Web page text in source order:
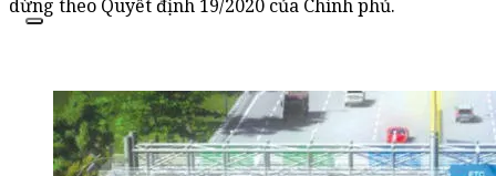
dừng theo Quyết định 19/2020 của Chính phủ.